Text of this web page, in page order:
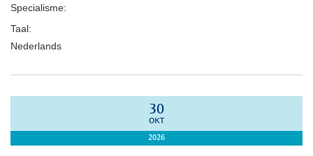
Specialisme:
Taal:
Nederlands
30
OKT
2026